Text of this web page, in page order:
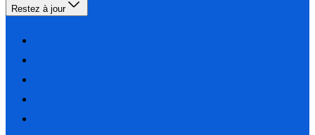
Restez à jour